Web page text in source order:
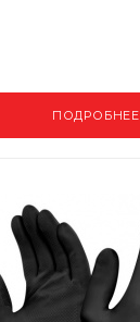
ПОДРОБНЕЕ